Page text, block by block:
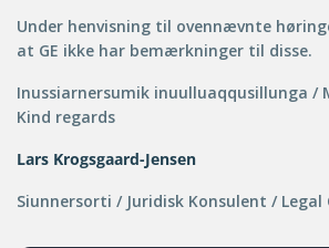
Under henvisning til ovennævnte
at GE ikke har bemærkninger til disse.
Inussiarnersumik inuulluaqqusillunga /
Kind regards
Lars Krogsgaard-Jensen
Siunnersorti / Juridisk Konsulent /